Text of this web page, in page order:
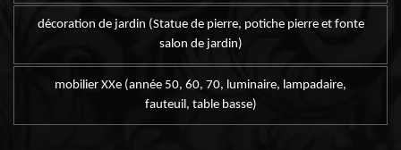
décoration de jardin (Statue de pierre, potiche pierre et fonte
salon de jardin)
mobilier XXe (année 50, 60, 70, luminaire, lampadaire,
fauteuil, table basse)